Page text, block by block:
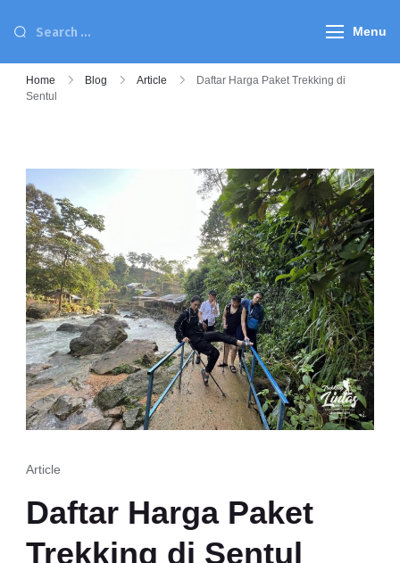
Menu
Home Blog Article
Daftar Harga Paket Trekking di
Sentul
Article
Daftar Harga Paket
Trekking di Sentul